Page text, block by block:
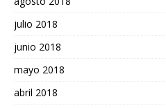
julio 2018
junio 2018
mayo 2018
abril 2018